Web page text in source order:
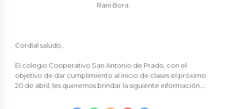
Rani Bora
Cordial saludo,
El colegio Cooperativo San Antonio de Prado , con el
objetivo de dar cumplimiento al inicio de clases el próximo
20 de abril, les queremos brindar la siguiente información.…